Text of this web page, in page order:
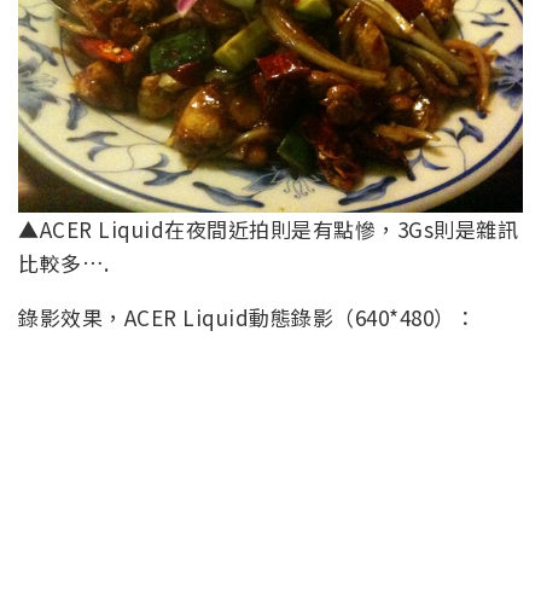
▲ACER Liquid在夜間近拍則是有點慘，3Gs則是雜訊
比較多….
錄影效果，ACER Liquid動態錄影（640*480）：